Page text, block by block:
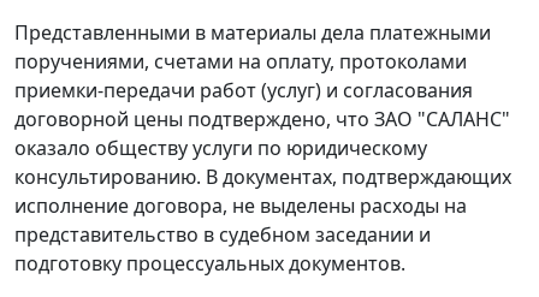
Представленными в материалы дела платежными
поручениями, счетами на оплату, протоколами
приемки-передачи работ (услуг) и согласования
договорной цены подтверждено, что ЗАО "САЛАНС"
оказало обществу услуги по юридическому
консультированию. В документах, подтверждающих
исполнение договора, не выделены расходы на
представительство в судебном заседании и
подготовку процессуальных документов.